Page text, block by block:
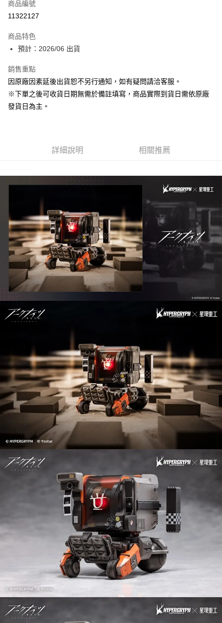
超商取貨付款
大哥付你分期
【大哥付你分期使用說明】
1.本服務由台灣大哥大提供，台灣大哥大用戶可立即使用無須另外申請。
流程，驗證手機門號後，選擇欲分期的期數、繳款截止日，確認付款後即完
成交易。
【繳款方式說明】
2.透過簡訊連結打開帳單後，可選擇「超商條碼／台灣大直營門市／銀行轉
帳／街口支付／iPASS MONEY」等通路繳費。
【注意事項】
1.本服務係由「台灣大哥大股份有限公司」（以下簡稱本公司）所提供，讓
用戶於交易時，得透過本服務購買商品或服務，並由商店將買賣／分期付款
買賣價金債權讓與本公司後，依約使用本公司帳單繳交帳款。
2.基於同意付款使用「大哥付你分期」之契約關係目的，商店將以您的個人
資料（包含姓名、電話或地址）提供予台灣大哥大進項蒐集、處理及利用，
由本公司與您本人進行分期帳單所需資料之確認、核對及更正。
3.完整用戶服務條款，請詳閱以下連結： https://oppay.tw/userRule
ATM付款
運送方式
預購-付款後全家取貨(舊)
預購-付款後7-11取貨(舊)
每筆NT$90，滿NT$3,000(含以上)免運費
預購-宅配(舊)
每筆NT$120，滿NT$3,000(含以上)免運費
預購-宅配(離島)(舊)
每筆NT$160，滿NT$3,000(含以上)免運費
東海門市自取，需自備購物袋取貨唷。
免運費
商品編號
11322127
商品特色
預計：2026/06 出貨
銷售重點
因原廠因素延後出貨恕不另行通知，如有疑問請洽客服。
※下單之後可收貨日期無需於備註填寫，商品實際到貨日需依原廠
發貨日為主。
詳細說明 相關推薦